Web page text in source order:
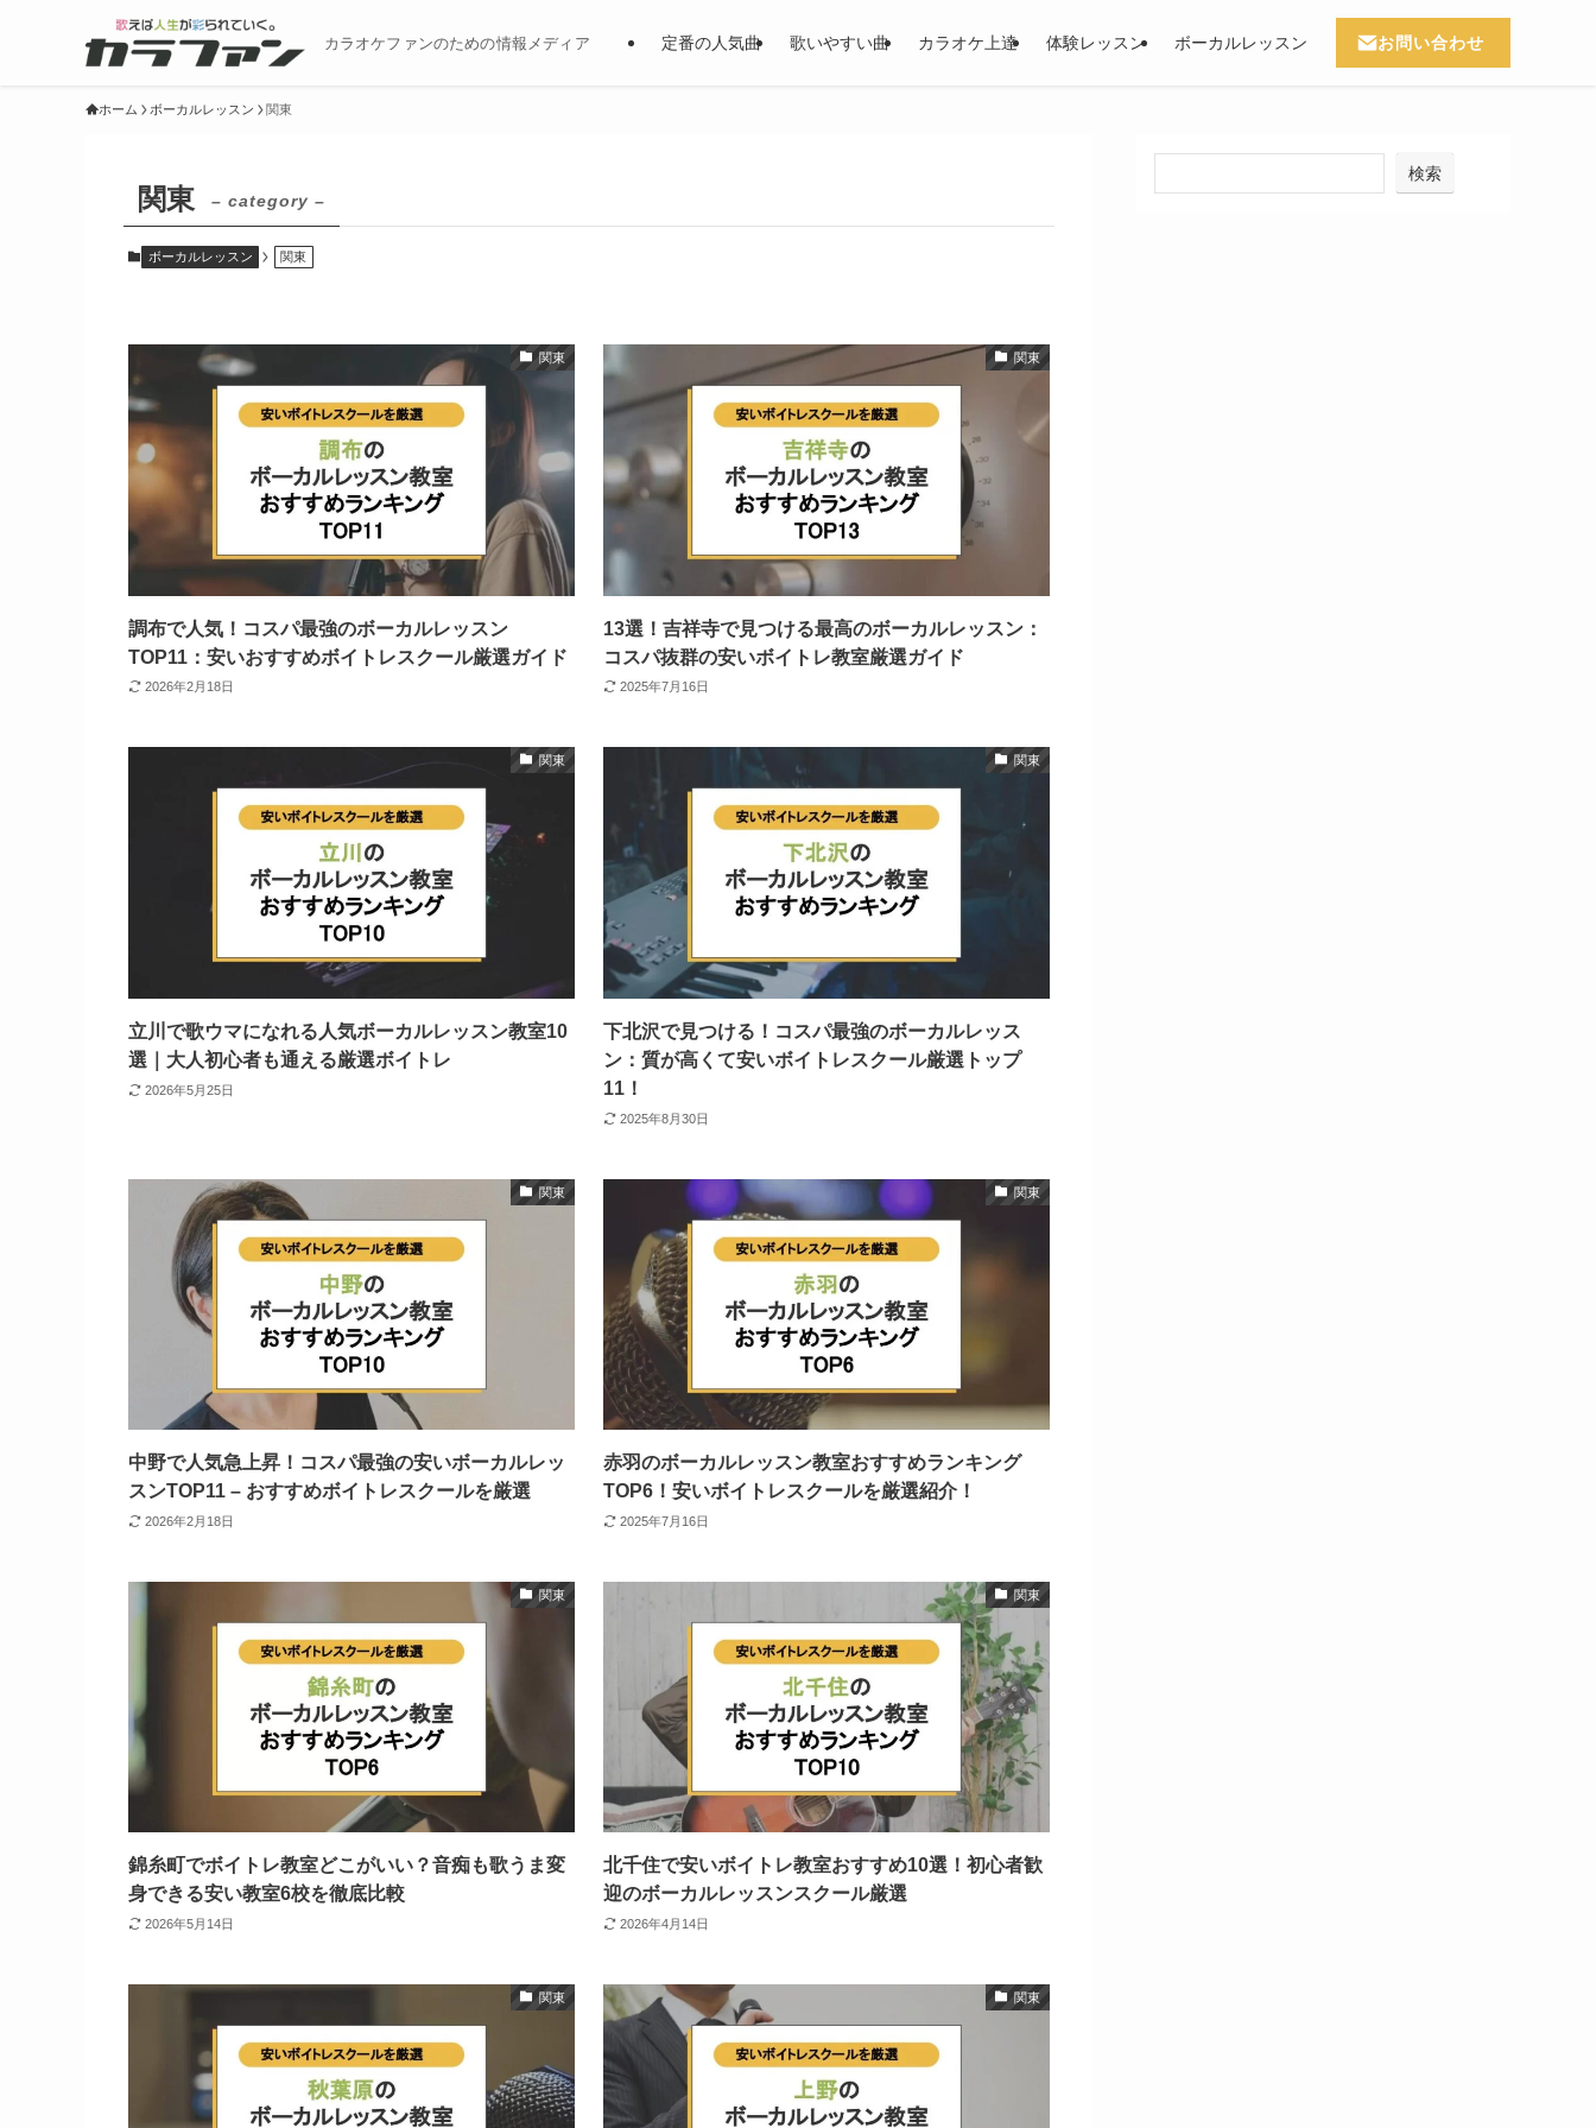
カラオケファンのための情報メディア 定番の人気曲 歌いやすい曲 カラオケ上達 体験レッスン ボーカルレッスン お問い合わせ
ホーム ボーカルレッスン 関東
関東 – category –
ボーカルレッスン 関東
関東
調布で人気！コスパ最強のボーカルレッスン
TOP11：安いおすすめボイトレスクール厳選ガイド
2026年2月18日
関東
13選！吉祥寺で見つける最高のボーカルレッスン：
コスパ抜群の安いボイトレ教室厳選ガイド
2025年7月16日
関東
立川で歌ウマになれる人気ボーカルレッスン教室10
選｜大人初心者も通える厳選ボイトレ
2026年5月25日
関東
下北沢で見つける！コスパ最強のボーカルレッス
ン：質が高くて安いボイトレスクール厳選トップ
11！
2025年8月30日
関東
中野で人気急上昇！コスパ最強の安いボーカルレッ
スンTOP11 – おすすめボイトレスクールを厳選
2026年2月18日
関東
赤羽のボーカルレッスン教室おすすめランキング
TOP6！安いボイトレスクールを厳選紹介！
2025年7月16日
関東
錦糸町でボイトレ教室どこがいい？音痴も歌うま変
身できる安い教室6校を徹底比較
2026年5月14日
関東
北千住で安いボイトレ教室おすすめ10選！初心者歓
迎のボーカルレッスンスクール厳選
2026年4月14日
関東 関東
検索